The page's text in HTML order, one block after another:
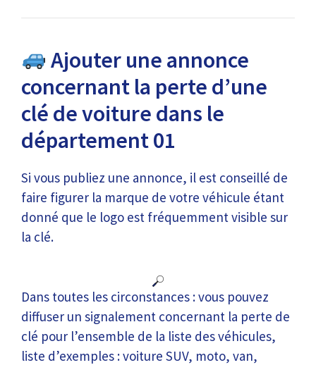
Ajouter une annonce
concernant la perte d’une
clé de voiture dans le
département 01
Si vous publiez une annonce, il est conseillé de
faire figurer la marque de votre véhicule étant
donné que le logo est fréquemment visible sur
la clé.
Dans toutes les circonstances : vous pouvez
diffuser un signalement concernant la perte de
clé pour l’ensemble de la liste des véhicules,
liste d’exemples : voiture SUV, moto, van,